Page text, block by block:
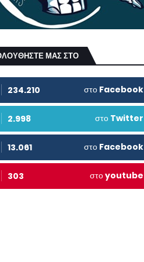
ΜΑΣ ΣΤΟ
234.210 στο Facebook
2.998 στο Twitter
13.061 στο Facebook
303 στοyoutube